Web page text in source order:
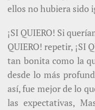
ellos no hubiera sido
¡SI QUIERO! Si
QUIERO! repetir, ¡SI
tan bonita como la
desde lo más
así, fue mejor de lo
las expectativas,